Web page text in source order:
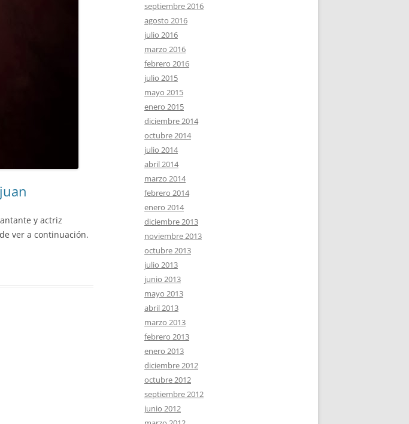
y actriz
ver a continuación.
septiembre 2016
agosto 2016
julio 2016
marzo 2016
febrero 2016
julio 2015
mayo 2015
enero 2015
diciembre 2014
octubre 2014
julio 2014
abril 2014
marzo 2014
febrero 2014
enero 2014
diciembre 2013
noviembre 2013
octubre 2013
julio 2013
junio 2013
mayo 2013
abril 2013
marzo 2013
febrero 2013
enero 2013
diciembre 2012
octubre 2012
septiembre 2012
junio 2012